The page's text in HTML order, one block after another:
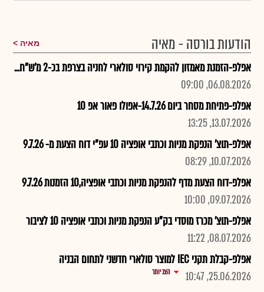
הודעות בורסה - מאיה מאיה
אפלפ-הזמנת מאמזון להקמת קירוי סולארי לחניה בצרפת בכ-2 מ'ש"ח...
06.08.2026, 09:00
אפלפ-פתיחת מסחר ביום 14.7.26-אפולו פאור אפ 10
13.07.2026, 13:25
אפלפ-תוצ' הנפקת מניות וכתבי אופציה 10 עפ"י דוח הצעת מ- 9.7.26
10.07.2026, 08:29
אפלפ-דוח הצעת מדף להנפקת מניות וכתבי אופציה,10 הזמנות 9.7.26
09.07.2026, 10:00
אפלפ-תוצ' מכרז מוסדי בק"ע הנפקת מניות וכתבי אופציה 10 לציבור
08.07.2026, 11:22
אפלפ-קבלת תקני IEC למוצר סולארי חדשני לתחום הבניה
25.06.2026, 10:47
הצג יותר